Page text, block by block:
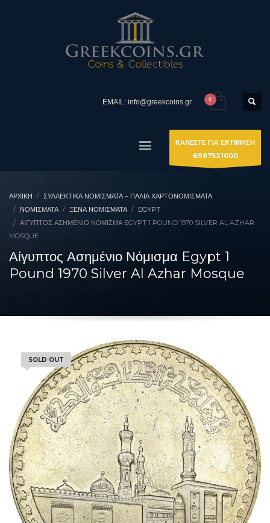
EMAIL: info@greekcoins.gr
ΚΑΛΕΣΤΕ ΓΙΑ ΕΚΤΙΜΗΣΗ
6987521000
ΑΡΧΙΚΉ
ΣΥΛΛΕΚΤΙΚΆ ΝΟΜΊΣΜΑΤΑ – ΠΑΛΙΆ ΧΑΡΤΟΝΟΜΊΣΜΑΤΑ
ΝΟΜΙΣΜΑΤΑ
ΞΈΝΑ ΝΟΜΊΣΜΑΤΑ
EGYPT
ΑΊΓΥΠΤΟΣ ΑΣΗΜΈΝΙΟ ΝΌΜΙΣΜΑ EGYPT 1 POUND 1970 SILVER AL AZHAR
MOSQUE
Αίγυπτος Ασημένιο Νόμισμα Egypt 1
Pound 1970 Silver Al Azhar Mosque
SOLD OUT